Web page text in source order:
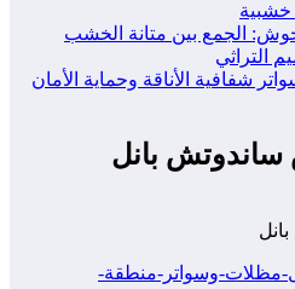
خشبية
الجمع بين متانة الخشب
التراثي
شفافية الأناقة وحماية الأمان
بانل